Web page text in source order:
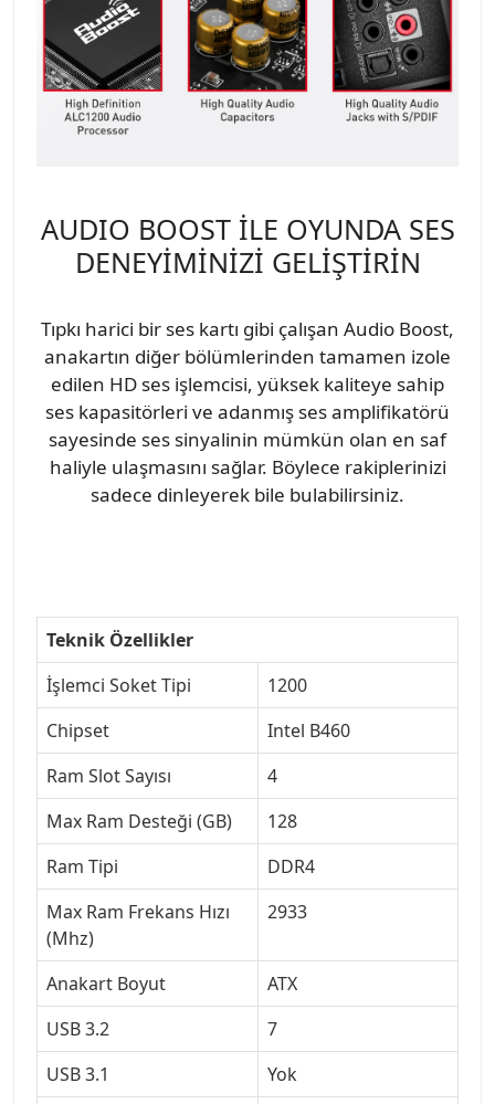
AUDIO BOOST İLE OYUNDA SES
DENEYİMİNİZİ GELİŞTİRİN
Tıpkı harici bir ses kartı gibi çalışan Audio Boost,
anakartın diğer bölümlerinden tamamen izole
edilen HD ses işlemcisi, yüksek kaliteye sahip
ses kapasitörleri ve adanmış ses amplifikatörü
sayesinde ses sinyalinin mümkün olan en saf
haliyle ulaşmasını sağlar. Böylece rakiplerinizi
sadece dinleyerek bile bulabilirsiniz.
Teknik Özellikler
İşlemci Soket Tipi
1200
Chipset
Intel B460
Ram Slot Sayısı
4
Max Ram Desteği (GB)
128
Ram Tipi
DDR4
Max Ram Frekans Hızı
(Mhz)
2933
Anakart Boyut
ATX
USB 3.2
7
USB 3.1
Yok